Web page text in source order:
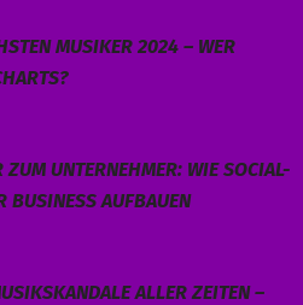
MUSIKER 2024 – WER
ZUM UNTERNEHMER: WIE SOCIAL-
BUSINESS AUFBAUEN
ALLER ZEITEN – V